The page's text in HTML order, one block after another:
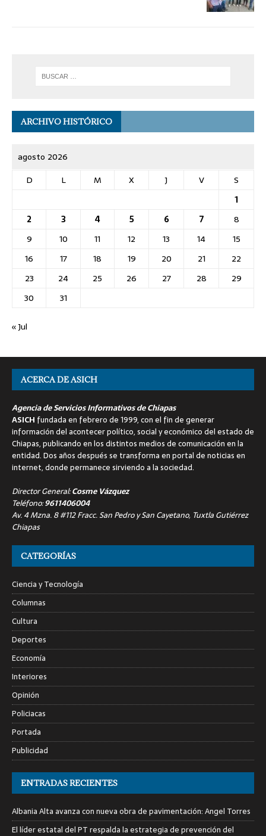
ARCHIVO HISTÓRICO
agosto 2026
D
L M X J V
S
1
2
3 4 5 6 7
8
9
10 11 12 13 14
15
16
17 18 19 20 21
22
23
24 25 26 27 28
29
30
31
« Jul
ACERCA DE ASICH
Agencia de Servicios Informativos de Chiapas
ASICH fundada en febrero de 1999, con el fin de generar
información del acontecer político, social y económico del estado de
Chiapas, publicando en los distintos medios de comunicación en la
entidad. Dos años después se transforma en portal de noticias en
internet, donde permanece sirviendo a la sociedad.
Director General:Cosme Vázquez
Teléfono:9611406004
Av. 4 Mzna. 8 #112 Fracc. San Pedro y San Cayetano, Tuxtla Gutiérrez
Chiapas
CATEGORÍAS
Ciencia y Tecnología
Columnas
Cultura
Deportes
Economía
Interiores
Opinión
Policiacas
Portada
Publicidad
ENTRADAS RECIENTES
Albania Alta avanza con nueva obra de pavimentación: Angel Torres
El líder estatal del PT respalda la estrategia de prevención del